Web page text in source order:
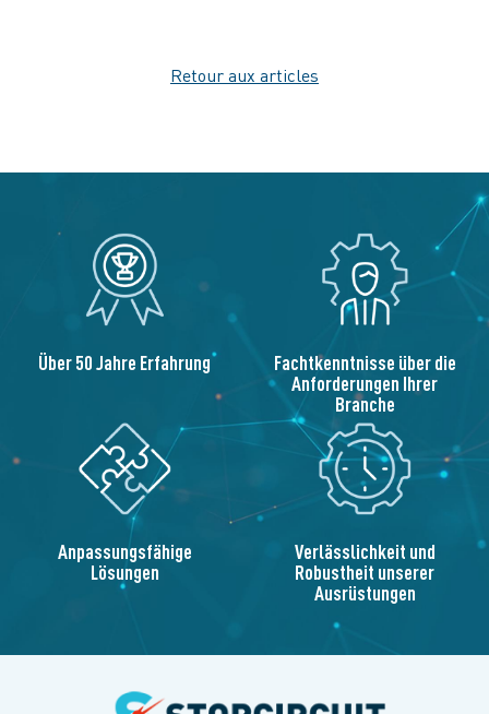
Retour aux articles
Über 50 Jahre Erfahrung Fachtkenntnisse über die
Anforderungen Ihrer
Branche
Anpassungsfähige
Lösungen
Verlässlichkeit und
Robustheit unserer
Ausrüstungen